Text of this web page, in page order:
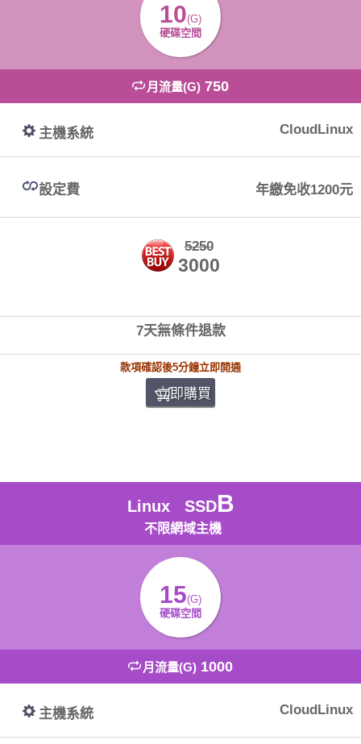
10(G)
硬碟空間
月流量(G) 750
主機系統 CloudLinux
設定費 年繳免收1200元
5250
3000
7天無條件退款
款項確認後5分鐘立即開通
立即購買
Linux SSDB
不限網域主機
15(G)
硬碟空間
月流量(G) 1000
主機系統 CloudLinux